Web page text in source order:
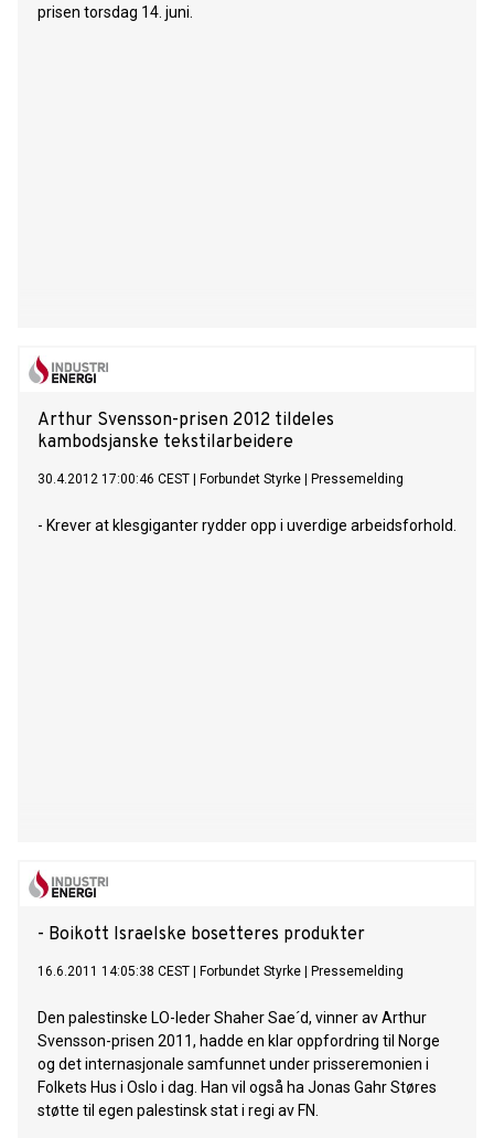
prisen torsdag 14. juni.
Arthur Svensson-prisen 2012 tildeles
kambodsjanske tekstilarbeidere
30.4.2012 17:00:46 CEST Forbundet Styrke Pressemelding
- Krever at klesgiganter rydder opp i uverdige arbeidsforhold.
- Boikott Israelske bosetteres produkter
16.6.2011 14:05:38 CEST Forbundet Styrke Pressemelding
Den palestinske LO-leder Shaher Sae´d, vinner av Arthur
Svensson-prisen 2011, hadde en klar oppfordring til Norge
og det internasjonale samfunnet under prisseremonien i
Folkets Hus i Oslo i dag. Han vil også ha Jonas Gahr Støres
støtte til egen palestinsk stat i regi av FN.